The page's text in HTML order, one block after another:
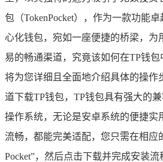
包（TokenPocket），作为一款功能
心化钱包，宛如一座便捷的桥梁，为
易的畅通渠道，究竟该如何在TP钱包
将为您详细且全面地介绍具体的操作
道下载TP钱包，TP钱包具有强大的
操作系统，无论是安卓系统的便捷实
流畅，都能完美适配，您只需在相应
Pocket”，然后点击下载并完成安装